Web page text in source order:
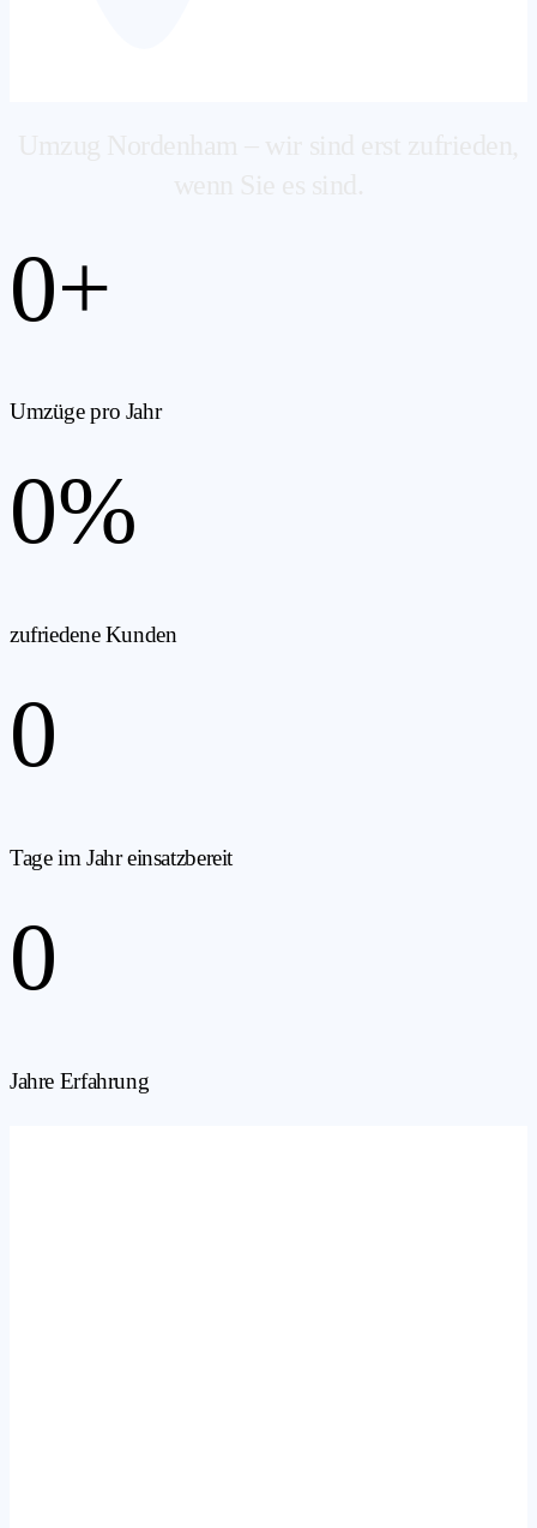
0+
Umzüge pro Jahr
0%
zufriedene Kunden
0
Tage im Jahr einsatzbereit
0
Jahre Erfahrung